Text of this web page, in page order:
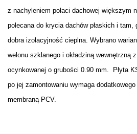
z nachyleniem połaci dachowej większym
polecana do krycia dachów płaskich i
dobra izolacyjność cieplna. Wybrano
welonu szklanego i okładziną wewnętrzną
ocynkowanej o grubości 0.90 mm. Płyta
po jej zamontowaniu wymaga
membraną PCV.